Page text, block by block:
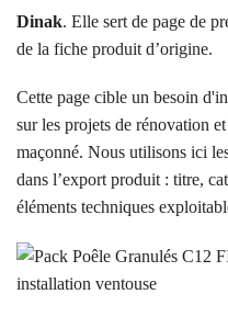
Dinak. Elle sert de page de
de la fiche produit d’origine.
Cette page cible un besoin
sur les projets de rénovation
maçonné. Nous utilisons ici
dans l’export produit : titre,
éléments techniques